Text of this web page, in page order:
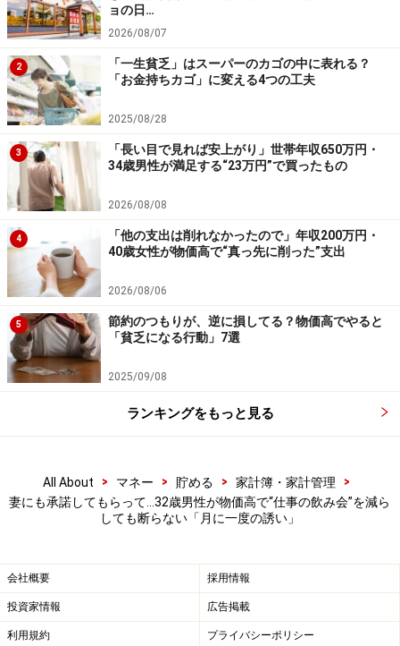
※記事内容は執筆時点のものです。最新の内容をご確認くださ
い。
本記事の内容は一般的な情報提供を目的としており、特定の金融
商品や投資行動を推奨するものではありません。
投資や資産運用に関する最終的なご判断はご自身の責任において
行ってください。
掲載情報の正確性・完全性については十分に配慮しております
が、その内容を保証するものではなく、これに基づく損失・損害
などについて当社は一切の責任を負いません。
最新の情報や詳細については、必ず各金融機関やサービス提供者
の公式情報をご確認ください。
【編集部からのお知らせ】
・「家計」について、アンケート（2026/8/31まで）
中です！
※抽選で20名にAmazonギフト券1000円分プレゼント
※謝礼付きの限定アンケートやモニター企画に参加が可能に
なります
ョの日…
2026/08/07
2
「一生貧乏」はスーパーのカゴの中に表れる？
「お金持ちカゴ」に変える4つの工夫
2025/08/28
3
「長い目で見れば安上がり」世帯年収650万円・
34歳男性が満足する“23万円”で買ったもの
2026/08/08
4
「他の支出は削れなかったので」年収200万円・
40歳女性が物価高で“真っ先に削った”支出
2026/08/06
5
節約のつもりが、逆に損してる？物価高でやると
「貧乏になる行動」7選
2025/09/08
ランキングをもっと見る
All About > マネー > 貯める > 家計簿・家計管理
>
妻にも承諾してもらって…32歳男性が物価高で“仕事の飲み会”を減ら
しても断らない「月に一度の誘い」
会社概要 採用情報
投資家情報 広告掲載
利用規約 プライバシーポリシー